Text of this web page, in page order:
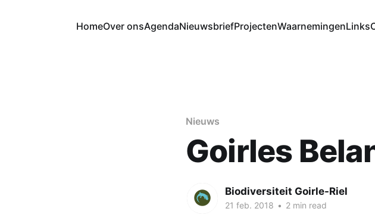
HomeOver onsAgendaNieuwsbriefProjectenWaarnemingenLinks
Nieuws
Goirles
Biodiversiteit Goirle-Riel
21 feb. 2018 • 2 min read